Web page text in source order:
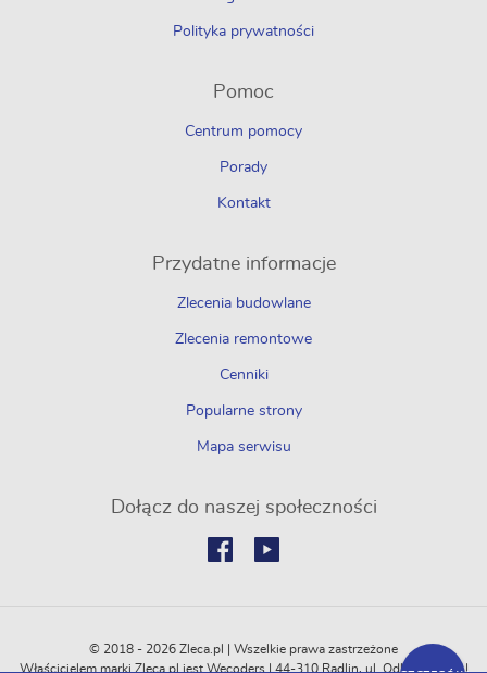
Polityka prywatności
Pomoc
Centrum pomocy
Porady
Kontakt
Przydatne informacje
Zlecenia budowlane
Zlecenia remontowe
Cenniki
Popularne strony
Mapa serwisu
Dołącz do naszej społeczności
© 2018 - 2026 Zleca.pl | Wszelkie prawa zastrzeżone
Właścicielem marki Zleca.pl jest Wecoders | 44-310 Radlin, ul. Odległa 114C |